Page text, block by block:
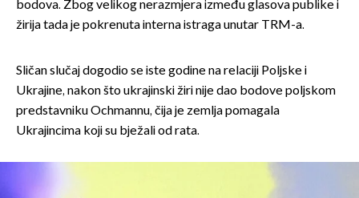
bodova. Zbog velikog nerazmjera između glasova publike i
žirija tada je pokrenuta interna istraga unutar TRM-a.
Sličan slučaj dogodio se iste godine na relaciji Poljske i
Ukrajine, nakon što ukrajinski žiri nije dao bodove poljskom
predstavniku Ochmannu, čija je zemlja pomagala
Ukrajincima koji su bježali od rata.